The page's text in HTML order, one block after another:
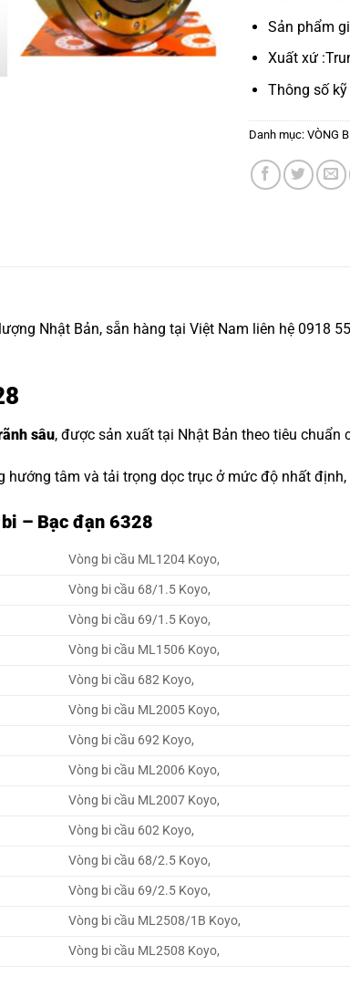
Sản phẩm
Xuất xứ
Thông số
Danh mục: VÒNG
Nhật Bản, sẵn hàng tại Việt Nam liên hệ 0918
sâu, được sản xuất tại Nhật Bản theo tiêu chuẩn
tâm và tải trọng dọc trục ở mức độ nhất
– Bạc đạn 6328
Vòng bi cầu ML1204 Koyo,
Vòng bi cầu 68/1.5 Koyo,
Vòng bi cầu 69/1.5 Koyo,
Vòng bi cầu ML1506 Koyo,
Vòng bi cầu 682 Koyo,
Vòng bi cầu ML2005 Koyo,
Vòng bi cầu 692 Koyo,
Vòng bi cầu ML2006 Koyo,
Vòng bi cầu ML2007 Koyo,
Vòng bi cầu 602 Koyo,
Vòng bi cầu 68/2.5 Koyo,
Vòng bi cầu 69/2.5 Koyo,
Vòng bi cầu ML2508/1B Koyo,
Vòng bi cầu ML2508 Koyo,